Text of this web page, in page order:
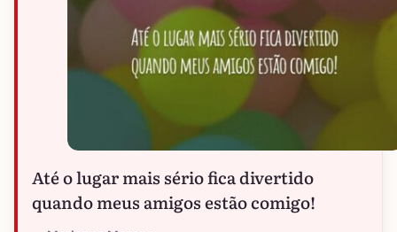
Até o lugar mais sério fica divertido
quando meus amigos estão comigo!